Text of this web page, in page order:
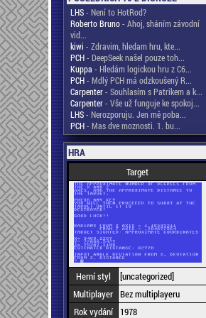
LHS- Není to HotRod?
Roberto Bruno- Ahoj, sháním závodní
vid...
kiwi - Zdravim, hledam hru, kte...
PCH- DeepSeek našel pouze toh...
Kuppa - Hledám logickou hru z C6...
PCH- Mdlý PCH má odzkoušený R...
Carpenter- Souhlasím s Patrikem a k...
Carpenter- Vše už funguje ke spokoj...
LHS- Nerozporuju. Jen mě poba...
PCH- Mas dve moznosti. 1. bu...
HRA
Target
Herní styl
[uncategorized]
Multiplayer Bez multiplayeru
Rok vydání
1978